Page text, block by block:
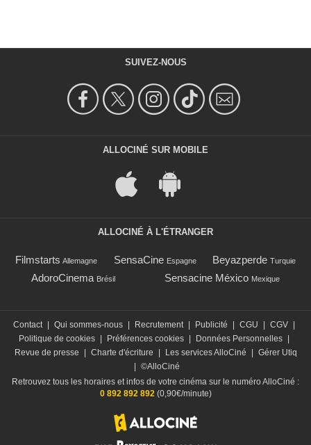
SUIVEZ-NOUS
ALLOCINÉ SUR MOBILE
ALLOCINÉ À L'ÉTRANGER
Filmstarts Allemagne SensaCine Espagne Beyazperde Turquie
AdoroCinema Brésil Sensacine México Mexique
Contact Qui sommes-nous Recrutement Publicité CGU CGV
Politique de cookies
Préférences cookies Données Personnelles
Revue de presse
Charte d'écriture Les services AlloCiné
Gérer Utiq
©AlloCiné
Retrouvez tous les horaires et infos de votre cinéma sur le numéro AlloCiné :
0 892 892 892(0,90€/minute)